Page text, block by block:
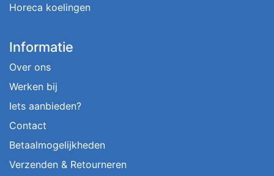
Horeca koelingen
Informatie
Over ons
Werken bij
Iets aanbieden?
Contact
Betaalmogelijkheden
Verzenden & Retourneren